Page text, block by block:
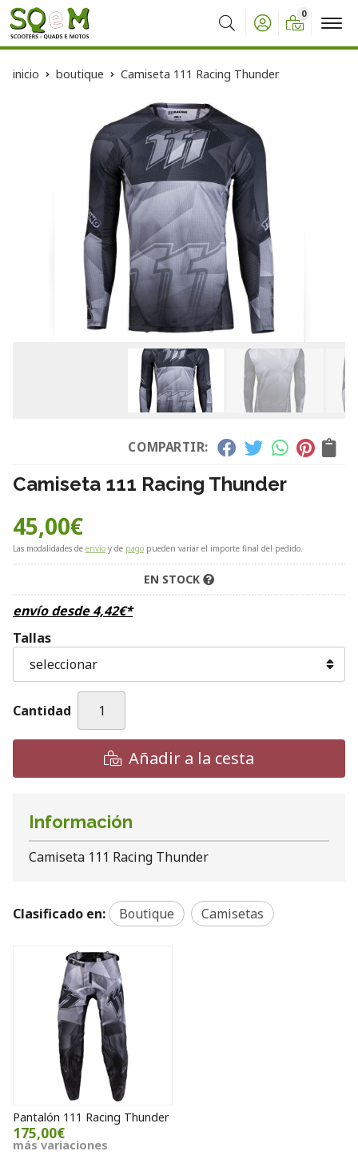
Buscar
0
inicio boutique Camiseta 111 Racing Thunder
COMPARTIR:
Camiseta 111 Racing Thunder
45,00€
Las modalidades de envío y de pago pueden variar el importe final del pedido.
EN STOCK
envío desde4,42€*
Tallas
Cantidad
Añadir a la cesta
Información
Camiseta 111 Racing Thunder
Clasificado en: Boutique Camisetas
Pantalón 111 Racing Thunder
175,00€
más variaciones